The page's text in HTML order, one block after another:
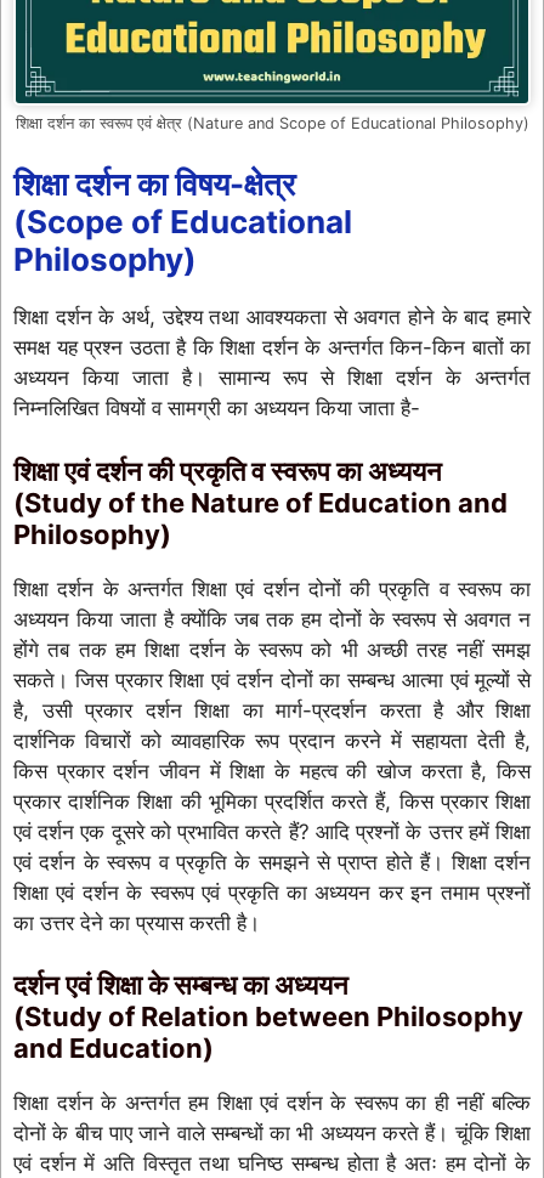
शिक्षा दर्शन का स्वरूप एवं क्षेत्र (Nature and Scope of Educational Philosophy)
शिक्षा दर्शन का विषय-क्षेत्र
(Scope of Educational
Philosophy)
शिक्षा दर्शन के अर्थ, उद्देश्य तथा आवश्यकता से अवगत होने के बाद हमारे
समक्ष यह प्रश्न उठता है कि शिक्षा दर्शन के अन्तर्गत किन-किन बातों का
अध्ययन किया जाता है। सामान्य रूप से शिक्षा दर्शन के अन्तर्गत
निम्नलिखित विषयों व सामग्री का अध्ययन किया जाता है-
शिक्षा एवं दर्शन की प्रकृति व स्वरूप का अध्ययन
(Study of the Nature of Education and
Philosophy)
शिक्षा दर्शन के अन्तर्गत शिक्षा एवं दर्शन दोनों की प्रकृति व स्वरूप का
अध्ययन किया जाता है क्योंकि जब तक हम दोनों के स्वरूप से अवगत न
होंगे तब तक हम शिक्षा दर्शन के स्वरूप को भी अच्छी तरह नहीं समझ
सकते। जिस प्रकार शिक्षा एवं दर्शन दोनों का सम्बन्ध आत्मा एवं मूल्यों से
है, उसी प्रकार दर्शन शिक्षा का मार्ग-प्रदर्शन करता है और शिक्षा
दार्शनिक विचारों को व्यावहारिक रूप प्रदान करने में सहायता देती है,
किस प्रकार दर्शन जीवन में शिक्षा के महत्व की खोज करता है, किस
प्रकार दार्शनिक शिक्षा की भूमिका प्रदर्शित करते हैं, किस प्रकार शिक्षा
एवं दर्शन एक दूसरे को प्रभावित करते हैं? आदि प्रश्नों के उत्तर हमें शिक्षा
एवं दर्शन के स्वरूप व प्रकृति के समझने से प्राप्त होते हैं। शिक्षा दर्शन
शिक्षा एवं दर्शन के स्वरूप एवं प्रकृति का अध्ययन कर इन तमाम प्रश्नों
का उत्तर देने का प्रयास करती है।
दर्शन एवं शिक्षा के सम्बन्ध का अध्ययन
(Study of Relation between Philosophy
and Education)
शिक्षा दर्शन के अन्तर्गत हम शिक्षा एवं दर्शन के स्वरूप का ही नहीं बल्कि
दोनों के बीच पाए जाने वाले सम्बन्धों का भी अध्ययन करते हैं। चूंकि शिक्षा
एवं दर्शन में अति विस्तृत तथा घनिष्ठ सम्बन्ध होता है अतः हम दोनों के